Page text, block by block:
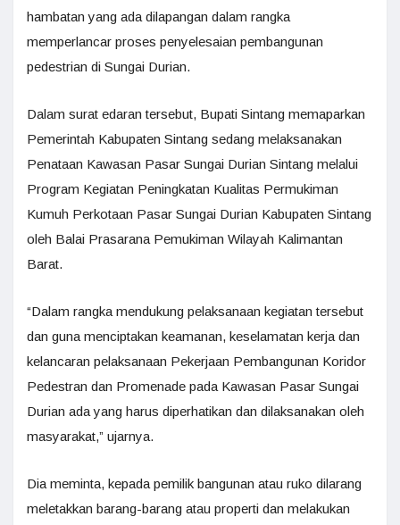
hambatan yang ada dilapangan dalam rangka
memperlancar proses penyelesaian pembangunan
pedestrian di Sungai Durian.
Dalam surat edaran tersebut, Bupati Sintang memaparkan
Pemerintah Kabupaten Sintang sedang melaksanakan
Penataan Kawasan Pasar Sungai Durian Sintang melalui
Program Kegiatan Peningkatan Kualitas Permukiman
Kumuh Perkotaan Pasar Sungai Durian Kabupaten Sintang
oleh Balai Prasarana Pemukiman Wilayah Kalimantan
Barat.
“Dalam rangka mendukung pelaksanaan kegiatan tersebut
dan guna menciptakan keamanan, keselamatan kerja dan
kelancaran pelaksanaan Pekerjaan Pembangunan Koridor
Pedestran dan Promenade pada Kawasan Pasar Sungai
Durian ada yang harus diperhatikan dan dilaksanakan oleh
masyarakat,” ujarnya.
Dia meminta, kepada pemilik bangunan atau ruko dilarang
meletakkan barang-barang atau properti dan melakukan